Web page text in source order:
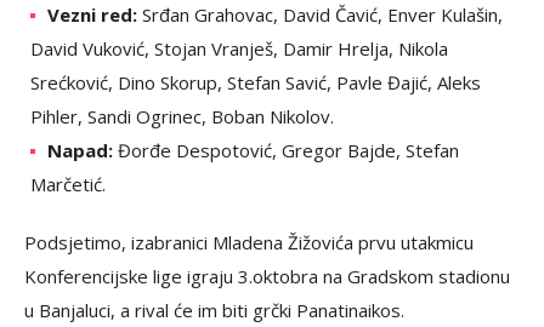
Vezni red: Srđan Grahovac, David Čavić, Enver Kulašin,
David Vuković, Stojan Vranješ, Damir Hrelja, Nikola
Srećković, Dino Skorup, Stefan Savić, Pavle Đajić, Aleks
Pihler, Sandi Ogrinec, Boban Nikolov.
Napad: Đorđe Despotović, Gregor Bajde, Stefan
Marčetić.
Podsjetimo, izabranici Mladena Žižovića prvu utakmicu
Konferencijske lige igraju 3.oktobra na Gradskom stadionu
u Banjaluci, a rival će im biti grčki Panatinaikos.